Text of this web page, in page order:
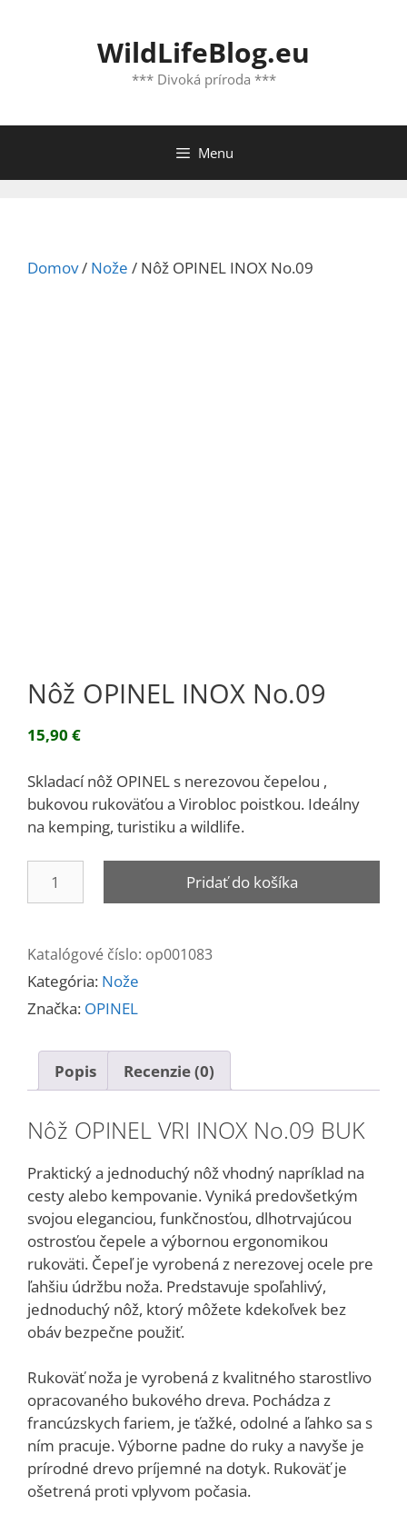
WildLifeBlog.eu
*** Divoká príroda ***
Menu
Domov/ Nože / Nôž OPINEL INOX No.09
Nôž OPINEL INOX No.09
15,90 €
Skladací nôž OPINEL s nerezovou čepelou ,
bukovou rukoväťou a Virobloc poistkou. Ideálny
na kemping, turistiku a wildlife.
No.09
Pridať do košíka
Katalógové číslo: op001083
Kategória: Nože
Značka: OPINEL
Popis Recenzie (0)
Nôž OPINEL VRI INOX No.09 BUK
Praktický a jednoduchý nôž vhodný napríklad na
cesty alebo kempovanie. Vyniká predovšetkým
svojou eleganciou, funkčnosťou, dlhotrvajúcou
ostrosťou čepele a výbornou ergonomikou
rukoväti. Čepeľ je vyrobená z nerezovej ocele pre
ľahšiu údržbu noža. Predstavuje spoľahlivý,
jednoduchý nôž, ktorý môžete kdekoľvek bez
obáv bezpečne použiť.
Rukoväť noža je vyrobená z kvalitného starostlivo
opracovaného bukového dreva. Pochádza z
francúzskych fariem, je ťažké, odolné a ľahko sa s
ním pracuje. Výborne padne do ruky a navyše je
prírodné drevo príjemné na dotyk. Rukoväť je
ošetrená proti vplyvom počasia.